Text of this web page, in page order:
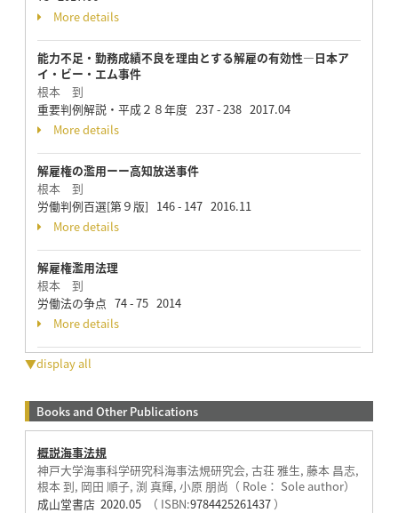
More details
能力不足・勤務成績不良を理由とする解雇の有効性―日本ア
イ・ビー・エム事件
根本 到
重要判例解説・平成２８年度 237 - 238 2017.04
More details
解雇権の濫用ーー高知放送事件
根本 到
労働判例百選[第９版] 146 - 147 2016.11
More details
解雇権濫用法理
根本 到
労働法の争点 74 - 75 2014
More details
▼display all
Books and Other Publications
概説海事法規
神戸大学海事科学研究科海事法規研究会, 古荘 雅生, 藤本 昌志,
根本 到, 岡田 順子, 渕 真輝, 小原 朋尚（ Role： Sole author）
成山堂書店 2020.05
（ ISBN:9784425261437）